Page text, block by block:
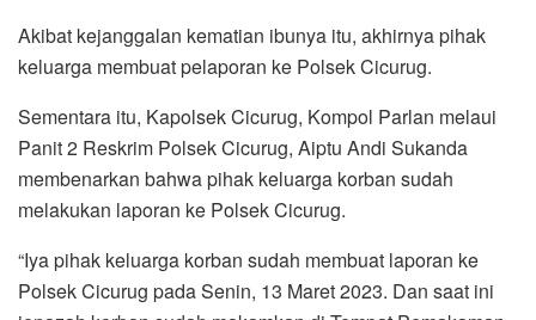
Akibat kejanggalan kematian ibunya itu, akhirnya pihak
keluarga membuat pelaporan ke Polsek Cicurug.
Sementara itu, Kapolsek Cicurug, Kompol Parlan melaui
Panit 2 Reskrim Polsek Cicurug, Aiptu Andi Sukanda
membenarkan bahwa pihak keluarga korban sudah
melakukan laporan ke Polsek Cicurug.
“Iya pihak keluarga korban sudah membuat laporan ke
Polsek Cicurug pada Senin, 13 Maret 2023. Dan saat ini